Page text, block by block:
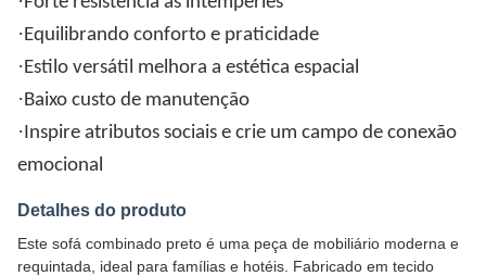
·Equilibrando conforto e praticidade
·Estilo versátil melhora a estética espacial
·Baixo custo de manutenção
·Inspire atributos sociais e crie um campo de conexão
emocional
Detalhes do produto
Este sofá combinado preto é uma peça de mobiliário moderna e
requintada, ideal para famílias e hotéis. Fabricado em tecido